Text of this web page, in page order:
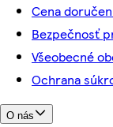
Cena
Bezpečnosť
Všeobecné
Ochrana
O nás